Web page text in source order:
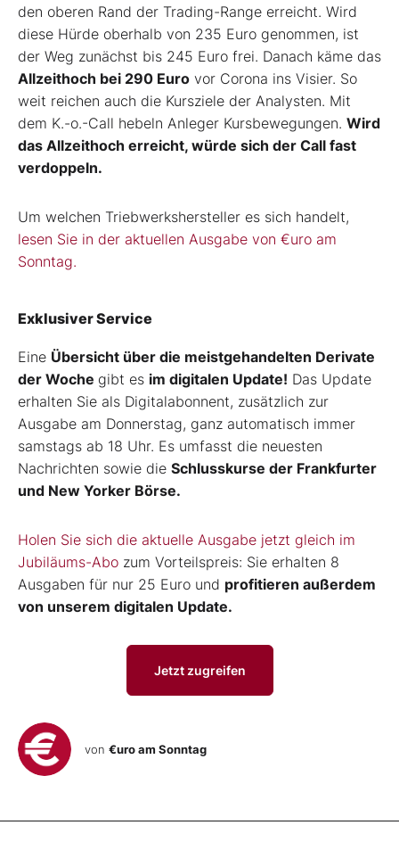
den oberen Rand der Trading-Range erreicht. Wird
diese Hürde oberhalb von 235 Euro genommen, ist
der Weg zunächst bis 245 Euro frei. Danach käme das
Allzeithoch bei 290 Euro vor Corona ins Visier. So
weit reichen auch die Kursziele der Analysten. Mit
dem K.-o.-Call hebeln Anleger Kursbewegungen. Wird
das Allzeithoch erreicht, würde sich der Call fast
verdoppeln.
Um welchen Triebwerkshersteller es sich handelt,
lesen Sie in der aktuellen Ausgabe von €uro am
Sonntag.
Exklusiver Service
Eine Übersicht über die meistgehandelten Derivate
der Woche gibt es im digitalen Update! Das Update
erhalten Sie als Digitalabonnent, zusätzlich zur
Ausgabe am Donnerstag, ganz automatisch immer
samstags ab 18 Uhr. Es umfasst die neuesten
Nachrichten sowie die Schlusskurse der Frankfurter
und New Yorker Börse.
Holen Sie sich die aktuelle Ausgabe jetzt gleich im
Jubiläums-Abo zum Vorteilspreis: Sie erhalten 8
Ausgaben für nur 25 Euro und profitieren außerdem
von unserem digitalen Update.
Jetzt zugreifen
von €uro am Sonntag